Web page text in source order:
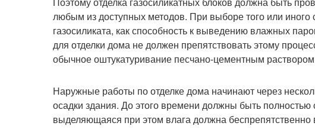
любым из доступных методов. При выборе того или иного
газосиликата, как способность к выведению влажных
для отделки дома не должен препятствовать этому
обычное оштукатуривание песчано-цементным
Наружные работы по отделке дома начинают через
осадки здания. До этого времени должны быть полностью
выделяющаяся при этом влага должна беспрепятственно